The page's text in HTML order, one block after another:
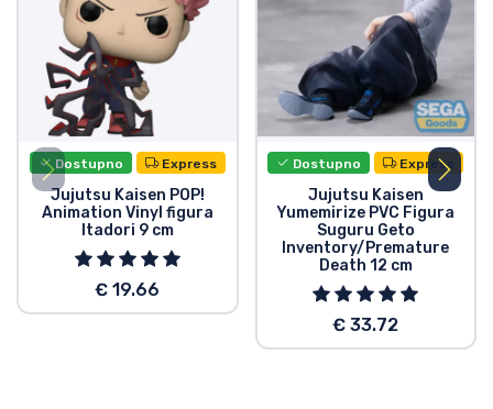
Dostupno Express
Jujutsu Kaisen POP!
Animation Vinyl figura
Itadori 9 cm
€ 19.66
Dostupno Express
Jujutsu Kaisen
Yumemirize PVC Figura
Suguru Geto
Inventory/Premature
Death 12 cm
€ 33.72